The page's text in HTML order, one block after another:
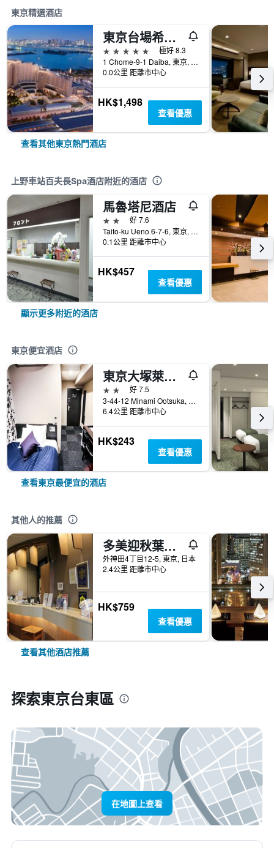
東京精選酒店
東京台場希爾頓酒店
5星級
極好 8.3
1 Chome-9-1 Daiba, 東京, 日本
0.0公里 距離市中心
HK$1,498
查看優惠
查看其他東京熱門酒店
上野車站百夫長Spa酒店附近的酒店
馬魯塔尼酒店
2星級
好 7.6
Taito-ku Ueno 6-7-6, 東京, 日本
0.1公里 距離市中心
HK$457
查看優惠
顯示更多附近的酒店
東京便宜酒店
東京大塚萊夫瑪克思飯店
2星級
好 7.5
3-44-12 Minami Ootsuka, 東京, 日本
6.4公里 距離市中心
HK$243
查看優惠
查看東京最便宜的酒店
其他人的推薦
多美迎秋葉原飯店
外神田4丁目12-5, 東京, 日本
2.4公里 距離市中心
HK$759
查看優惠
查看其他酒店推薦
探索東京台東區
在地圖上查看